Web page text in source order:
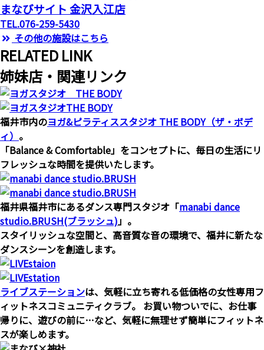
まなびサイト 金沢入江店
TEL.076-259-5430
その他の施設はこちら
RELATED LINK
姉妹店・関連リンク
福井市内のヨガ&ピラティススタジオ THE BODY（ザ・ボデ
ィ） 。
「Balance & Comfortable」をコンセプトに、毎日の生活にリ
フレッシュな時間を提供いたします。
福井県福井市にあるダンス専門スタジオ「manabi dance
studio.BRUSH(ブラッシュ)」。
スタイリッシュな空間と、高音質な音の環境で、福井に新たな
ダンスシーンを創造します。
ライブステーションは、気軽に立ち寄れる低価格の女性専用フ
ィットネスコミュニティクラブ。 お買い物ついでに、お仕事
帰りに、遊びの前に…など、気軽に無理せず簡単にフィットネ
スが楽しめます。